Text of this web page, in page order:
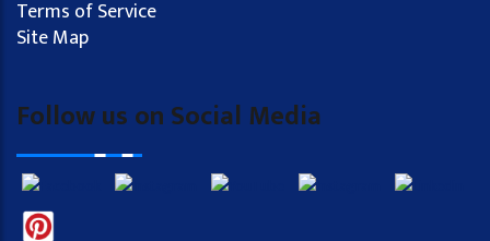
Terms of Service
Site Map
Follow us on Social Media